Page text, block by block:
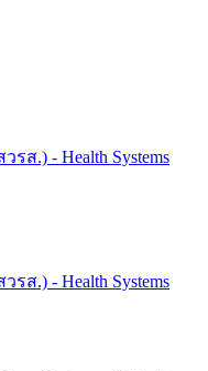
ส.) - Health Systems
ส.) - Health Systems